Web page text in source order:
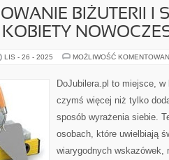
BIŻUTERII I
LIS - 26 - 2025 MOŻLIWOŚĆ
DoJubilera.pl to miejsce,
czymś więcej niż tylko
sposób wyrażenia siebie.
osobach, które uwielbiają
wiarygodnych wskazówek,